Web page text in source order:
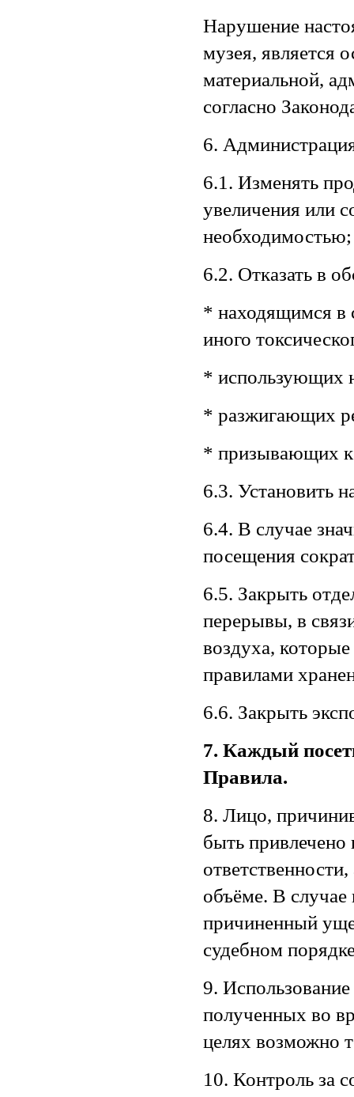
Нарушение
музея, является
материальной,
согласно
6.
6.1. Изменять
увеличения или
необходимостью;
6.2. Отказать в
* находящимся в
иного
* использующих
* разжигающих
* призывающих
6.3. Установить
6.4. В случае
посещения
6.5. Закрыть
перерывы, в
воздуха,
правилами
6.6. Закрыть
7. Каждый
Правила.
8. Лицо,
быть привлечено
объёме. В случае
причиненный
судебном
9.
полученных во
целях возможно
10. Контроль за